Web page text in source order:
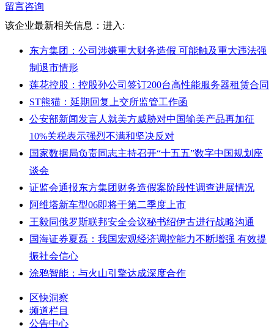
留言咨询
该企业最新相关信息： 进入:
东方集团：公司涉嫌重大财务造假 可能触及重大违法强
制退市情形
莲花控股：控股孙公司签订200台高性能服务器租赁合同
ST熊猫：延期回复上交所监管工作函
公安部新闻发言人就美方威胁对中国输美产品再加征
10%关税表示强烈不满和坚决反对
国家数据局负责同志主持召开“十五五”数字中国规划座
谈会
证监会通报东方集团财务造假案阶段性调查进展情况
阿维塔新车型06即将于第二季度上市
王毅同俄罗斯联邦安全会议秘书绍伊古进行战略沟通
国海证券夏磊：我国宏观经济调控能力不断增强 有效提
振社会信心
涂鸦智能：与火山引擎达成深度合作
区快洞察
频道栏目
公告中心